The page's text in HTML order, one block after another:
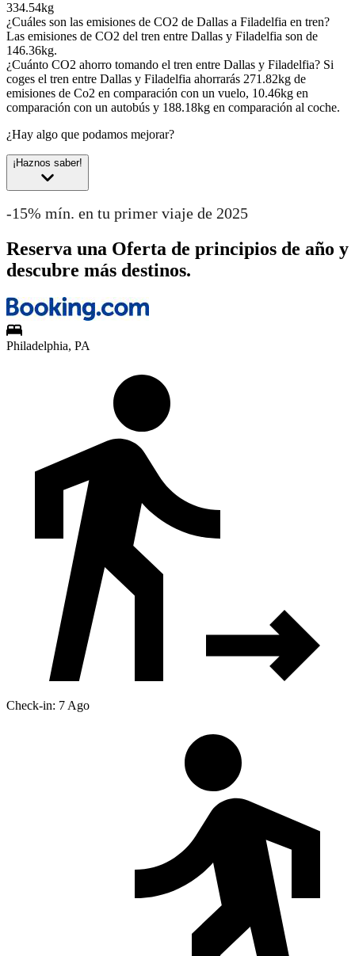
334.54kg
¿Cuáles son las emisiones de CO2 de Dallas a Filadelfia en tren?
Las emisiones de CO2 del tren entre Dallas y Filadelfia son de
146.36kg.
¿Cuánto CO2 ahorro tomando el tren entre Dallas y Filadelfia? Si
coges el tren entre Dallas y Filadelfia ahorrarás 271.82kg de
emisiones de Co2 en comparación con un vuelo, 10.46kg en
comparación con un autobús y 188.18kg en comparación al coche.
¿Hay algo que podamos mejorar?
¡Haznos saber!
-15% mín. en tu primer viaje de 2025
Reserva una Oferta de principios de año y
descubre más destinos.
Philadelphia, PA
Check-in: 7 Ago